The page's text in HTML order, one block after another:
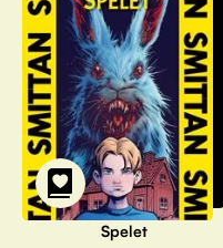
Spelet